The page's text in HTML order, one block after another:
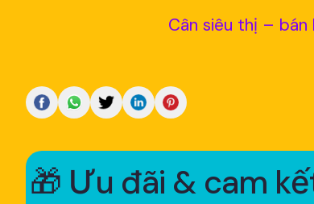
Cân siêu thị – bán
🎁 Ưu đãi & cam